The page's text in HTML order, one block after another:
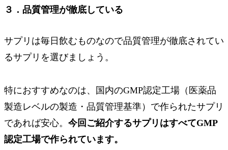
３．品質管理が徹底している
サプリは毎日飲むものなので品質管理が徹底されてい
るサプリを選びましょう。
特におすすめなのは、 国内のGMP認定工場 （医薬品
製造レベルの製造・品質管理基準）で作られたサプリ
であれば安心。 今回ご紹介するサプリはすべてGMP
認定工場で作られています。